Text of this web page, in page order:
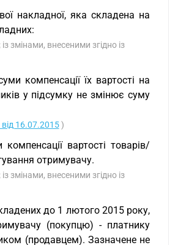
накладної, яка складена на
із змінами, внесеними згідно із
компенсації їх вартості на
у підсумку не змінює суму
16.07.2015)
вартості товарів/
отримувачу.
із змінами, внесеними згідно із
до 1 лютого 2015 року,
(покупцю) - платнику
(продавцем). Зазначене не